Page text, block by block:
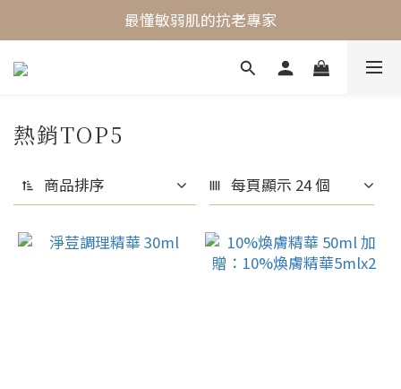
最懂敏弱肌的抗老專家
最懂敏弱肌的抗老專家
穩膚抗老保養首選
熱銷TOP5
商品排序 每頁顯示 24 個